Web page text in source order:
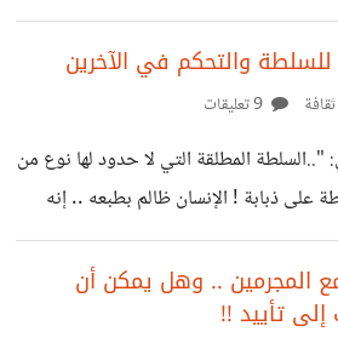
توصف الأجيال الشابة بأنها مثل "رقائق الثلج"، وتُتهم
الأفوكادو على المنازل، ويُنظر إليها دائما
أو أقل جدية في العمل أو أقل مرونة
قد يعتبرها نظراؤهم الأكبر سنا علامة
والتحكم في الآخرين
ثقافة
المطلقة التي لا حدود لها نوع من
على ذبابة ! الإنسان ظالم بطبعه .. إنه
التعذيب ! " ويرى إريك فورم- في كتاب جوهر الإنسان:
المطلق و الكامل بكائن حي آخر - إنساناً
وثيق بالعنف التعويضي. العنف التعويضي:
المجرمين .. وهل يمكن أن
تأييد !!